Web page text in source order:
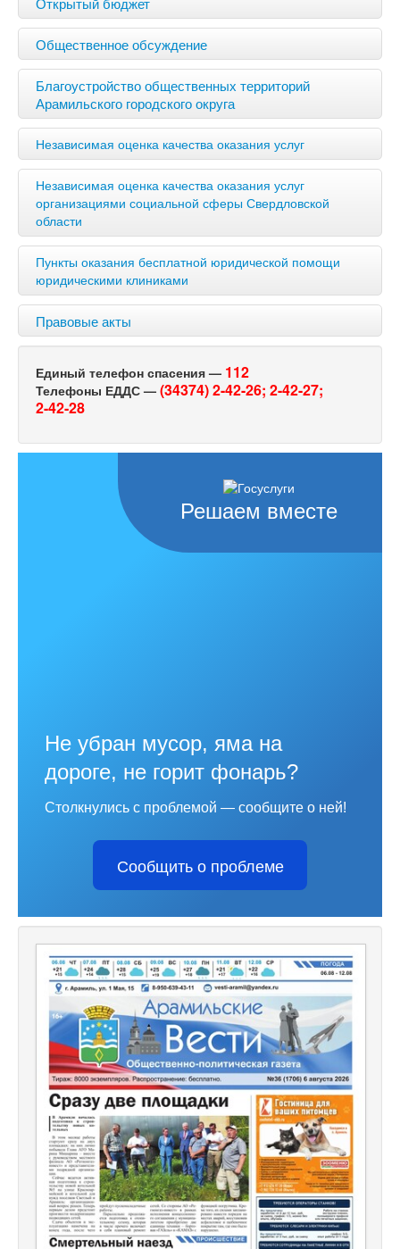
Общественное обсуждение
Благоустройство общественных территорий
Арамильского городского округа
Независимая оценка качества оказания услуг
Независимая оценка качества оказания услуг
организациями социальной сферы Свердловской
области
Пункты оказания бесплатной юридической помощи
юридическими клиниками
Правовые акты
Единый телефон спасения — 112
Телефоны ЕДДС — (34374) 2-42-26; 2-42-27;
2-42-28
Решаем вместе
Не убран мусор, яма на
дороге, не горит фонарь?
Столкнулись с проблемой — сообщите о ней!
Сообщить о проблеме